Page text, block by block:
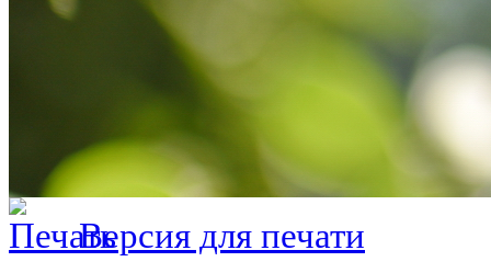
Версия для печати